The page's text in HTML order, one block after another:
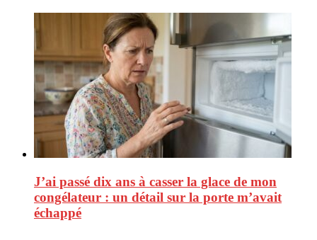
J’ai passé dix ans à casser la glace de mon
congélateur : un détail sur la porte m’avait
échappé